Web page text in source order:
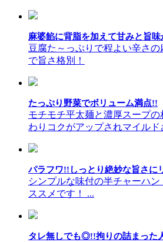
麻婆餡に背脂を加えて甘みと旨味
豆腐た～っぷりで程よい辛さ
で旨さ格別！
たっぷり野菜でボリューム満点!!
モチモチ平太麺と濃厚スープ
わりコクがアップされマイルド
パラフワ!!しっとり絶妙な旨さに
シンプルな味付の半チャーハ
ススメです！ ...
タレ無しでも◎!!拘りの詰まった